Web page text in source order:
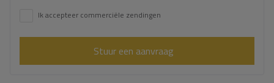
Ik accepteer commerciële zendingen
Stuur een aanvraag